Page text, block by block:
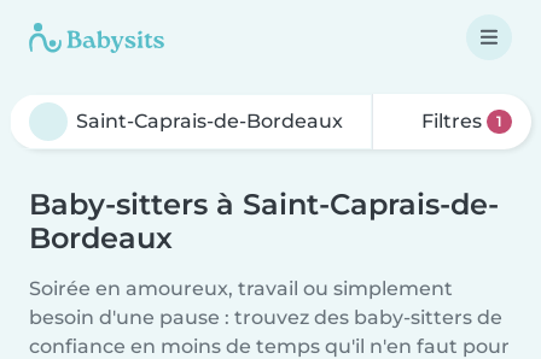
Filtres 1
Baby-sitters à Saint-Caprais-de-
Bordeaux
Soirée en amoureux, travail ou simplement
besoin d'une pause : trouvez des baby-sitters de
confiance en moins de temps qu'il n'en faut pour